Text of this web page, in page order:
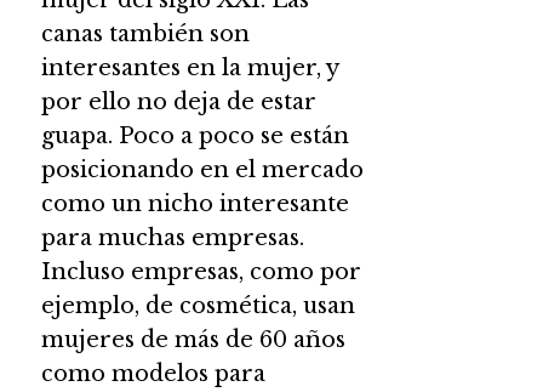
canas también son
interesantes en la mujer, y
por ello no deja de estar
guapa. Poco a poco se están
posicionando en el mercado
como un nicho interesante
para muchas empresas.
Incluso empresas, como por
ejemplo, de cosmética, usan
mujeres de más de 60 años
como modelos para